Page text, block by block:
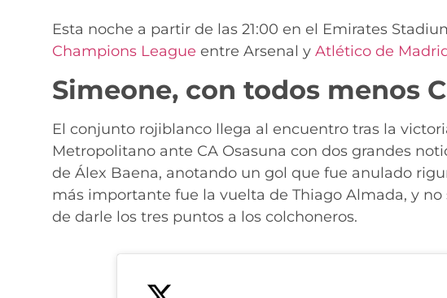
Esta noche a partir de las 21:00 en el Emirates
Champions League entre Arsenal y Atlético de
Simeone, con todos menos
El conjunto rojiblanco llega al encuentro tras la
Metropolitano ante CA Osasuna con dos grandes
de Álex Baena, anotando un gol que fue anulado
más importante fue la vuelta de Thiago Almada, y
de darle los tres puntos a los colchoneros.